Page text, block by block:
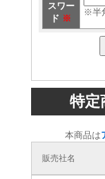
スワー
ド ※
※半
特定
本商品は
販売社名